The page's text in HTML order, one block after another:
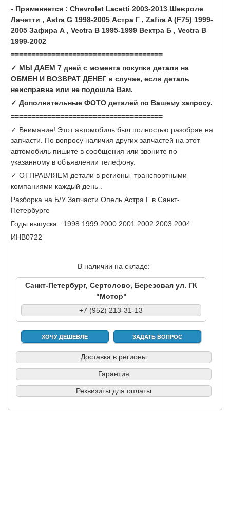
- Применяется : Chevrolet Lacetti 2003-2013 Шевроле
Лачетти , Astra G 1998-2005 Астра Г , Zafira A (F75) 1999-
2005 Зафира А , Vectra B 1995-1999 Вектра Б , Vectra B
1999-2002
=====================================
✓ МЫ ДАЕМ 7 дней с момента покупки детали на
ОБМЕН И ВОЗВРАТ ДЕНЕГ в случае, если деталь
неисправна или не подошла Вам.
✓ Дополнительные ФОТО деталей по Вашему запросу.
=====================================
✓ Внимание! Этот автомобиль был полностью разобран на
запчасти. По вопросу наличия других запчастей на этот
автомобиль пишите в сообщения или звоните по
указанному в объявлении телефону.
✓ ОТПРАВЛЯЕМ детали в регионы транспортными
компаниями каждый день .
Разборка на Б/У Запчасти Опель Астра Г в Санкт-
Петербурге
Годы выпуска : 1998 1999 2000 2001 2002 2003 2004
ИНВ0722
В наличии на складе:
Санкт-Петербург, Сертолово, Березовая ул. ГК
"Мотор"
+7 (952) 213-31-13
ХОЧУ ДЕШЕВЛЕ ЗАДАТЬ ВОПРОС
Доставка в регионы
Гарантия
Реквизиты для оплаты